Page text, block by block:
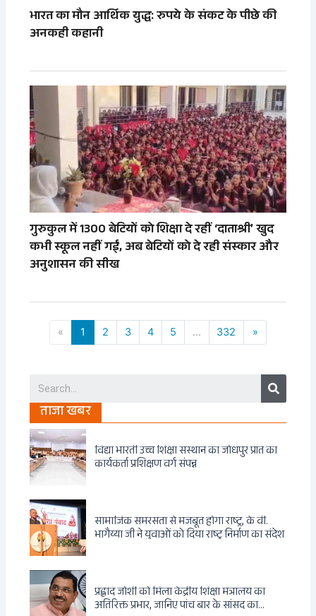
भारत का मौन आर्थिक युद्ध: रुपये के संकट के पीछे की
अनकही कहानी
गुरुकुल में 1300 बेटियों को शिक्षा दे रहीं ‘दाताश्री’ खुद
कभी स्कूल नहीं गईं, अब बेटियों को दे रही संस्कार और
अनुशासन की सीख
« 1 2 3 4 5 ... 332 »
Search
ताजा खबर
विद्या भारती उच्च शिक्षा संस्थान का जोधपुर प्रांत का
कार्यकर्ता प्रशिक्षण वर्ग संपन्न
सामाजिक समरसता से मजबूत होगा राष्ट्र, के वी.
भागैय्या जी ने युवाओं को दिया राष्ट्र निर्माण का संदेश
प्रह्लाद जोशी को मिला केंद्रीय शिक्षा मंत्रालय का
अतिरिक्त प्रभार, जानिए पांच बार के सांसद का